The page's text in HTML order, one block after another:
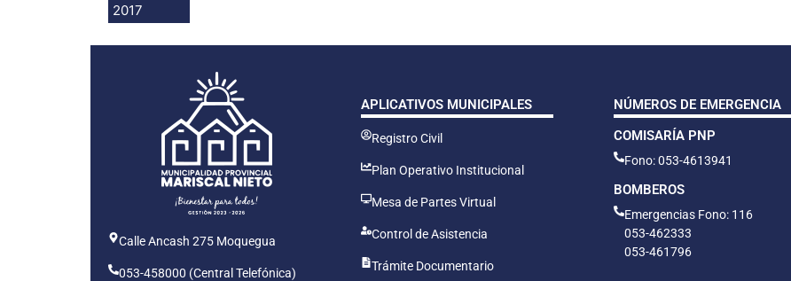
2017
Calle Ancash 275 Moquegua
053-458000 (Central Telefónica)
APLICATIVOS MUNICIPALES
Registro Civil
Plan Operativo Institucional
Mesa de Partes Virtual
Control de Asistencia
Trámite Documentario
NÚMEROS DE EMERGENCIA
COMISARÍA PNP
Fono: 053-4613941
BOMBEROS
Emergencias Fono: 116
053-462333
053-461796